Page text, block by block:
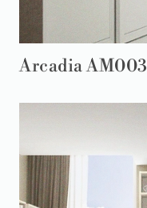
Arcadia AM003